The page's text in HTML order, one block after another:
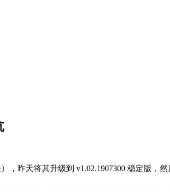
昨天将其升级到 v1.02.1907300 稳定版，